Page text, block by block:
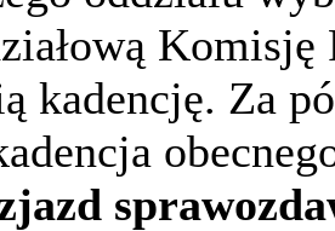
kadencję. Za